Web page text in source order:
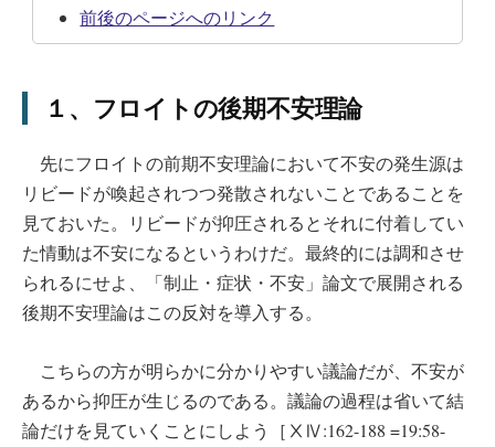
前後のページへのリンク
１、フロイトの後期不安理論
先にフロイトの前期不安理論において不安の発生源は
リビードが喚起されつつ発散されないことであることを
見ておいた。リビードが抑圧されるとそれに付着してい
た情動は不安になるというわけだ。最終的には調和させ
られるにせよ、「制止・症状・不安」論文で展開される
後期不安理論はこの反対を導入する。
こちらの方が明らかに分かりやすい議論だが、不安が
あるから抑圧が生じるのである。議論の過程は省いて結
論だけを見ていくことにしよう［ⅩⅣ:162-188 =19:58-